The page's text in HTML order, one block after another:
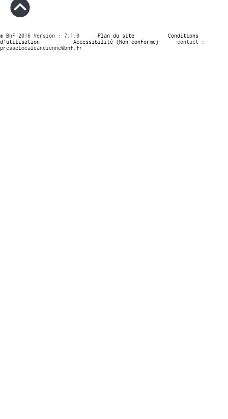
© BnF 2016 Version : 7.1.0 Plan du site
Conditions
d’utilisation
Accessibilité (Non conforme)
contact :
presselocaleancienne@bnf.fr